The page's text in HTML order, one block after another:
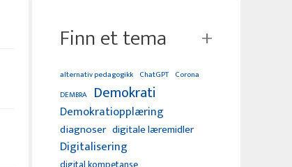
Finn et tema
alternativ pedagogikk ChatGPT Corona
DEMBRA Demokrati
Demokratiopplæring
diagnoser digitale læremidler
Digitalisering